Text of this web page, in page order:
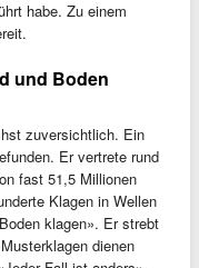
habe. Zu einem
und Boden
zuversichtlich. Ein
Er vertrete rund
fast 51,5 Millionen
Klagen in Wellen
klagen». Er strebt
dienen